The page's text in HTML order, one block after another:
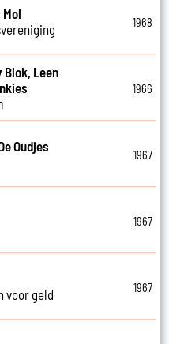
1968
Blok, Leen
1966
Oudjes
1967
1967
voor geld
1967